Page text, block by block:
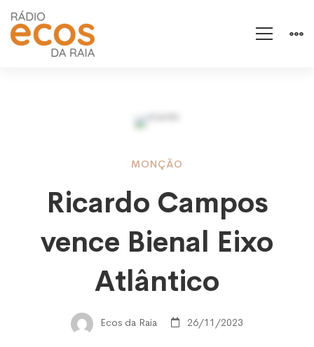
Ricardo
Campos
vence
Bienal
MONÇÃO
Ricardo Campos
vence Bienal Eixo
Atlântico
Ecos da Raia 26/11/2023